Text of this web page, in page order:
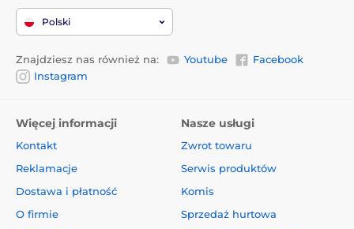
Polski
Znajdziesz nas również na: Youtube
Facebook
Instagram
Więcej informacji
Kontakt
Reklamacje
Dostawa i płatność
O firmie
Nasze usługi
Zwrot towaru
Serwis produktów
Komis
Sprzedaż hurtowa